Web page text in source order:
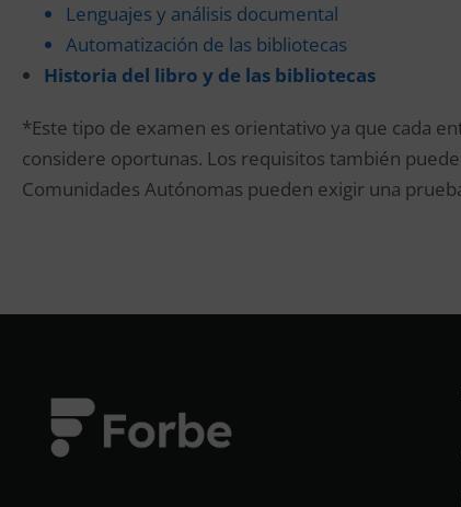
Lenguajes y análisis documental
Automatización de las bibliotecas
Historia del libro y de las bibliotecas
*Este tipo de examen es orientativo ya que cada
considere oportunas. Los requisitos también
Comunidades Autónomas pueden exigir una